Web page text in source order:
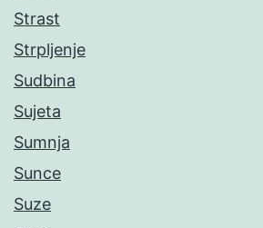
Strast
Strpljenje
Sudbina
Sujeta
Sumnja
Sunce
Suze